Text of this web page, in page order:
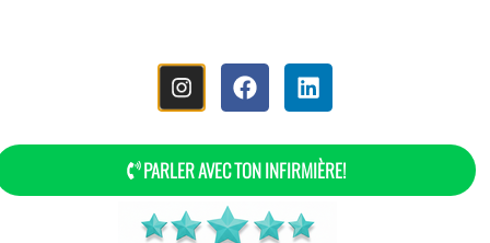
PARLER AVEC TON INFIRMIÈRE!